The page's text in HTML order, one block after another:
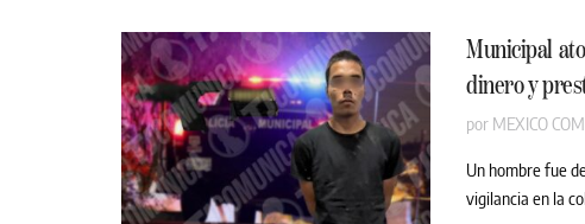
Municipal
dinero y
por MEXICO
Un hombre fue
vigilancia en la